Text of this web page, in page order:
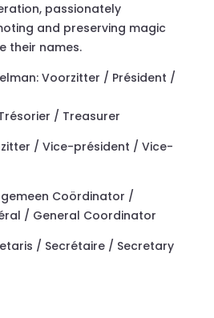
passionately
and preserving magic
their names.
Voorzitter / Président /
/ Treasurer
/ Vice-président / Vice-
Coördinator /
/ General Coordinator
/ Secrétaire / Secretary